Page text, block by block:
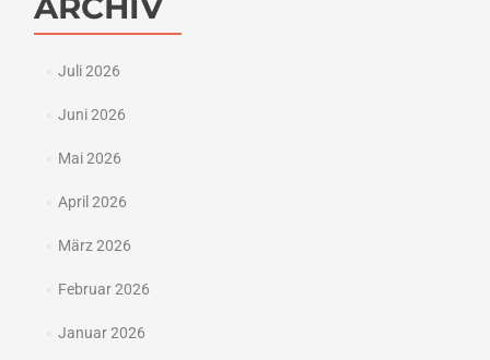
Juli 2026
Juni 2026
Mai 2026
April 2026
März 2026
Februar 2026
Januar 2026